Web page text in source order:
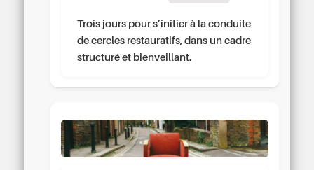
Trois jours pour s’initier à la conduite
de cercles restauratifs, dans un cadre
structuré et bienveillant.